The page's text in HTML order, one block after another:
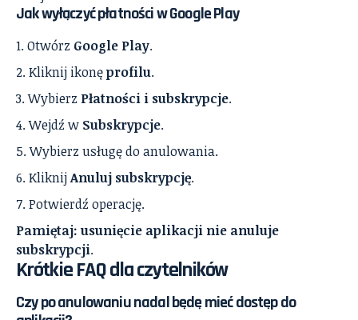
Jak wyłączyć płatności w Google Play
Otwórz Google Play.
Kliknij ikonęprofilu.
Wybierz Płatności i subskrypcje.
Wejdź w Subskrypcje.
Wybierz usługę do anulowania.
KliknijAnuluj subskrypcję.
Potwierdź operację.
Pamiętaj: usunięcie aplikacji nie anuluje
subskrypcji.
Krótkie FAQ dla czytelników
Czy po anulowaniu nadal będę mieć dostęp do